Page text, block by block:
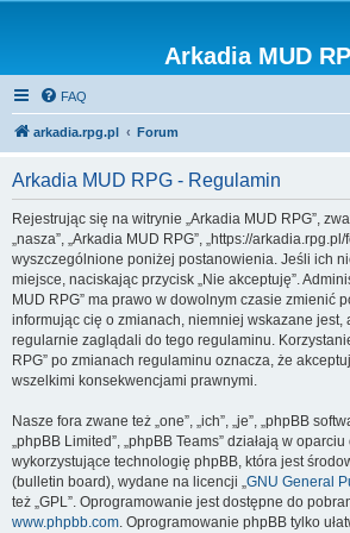
Arkadia MUD
FAQ
arkadia.rpg.pl Forum
Arkadia MUD RPG - Regulamin
Rejestrując się na witrynie „Arkadia MUD RPG”,
„nasza”, „Arkadia MUD RPG”, „https://
wyszczególnione poniżej postanowienia. Jeśli ich
miejsce, naciskając przycisk „Nie akceptuję”.
MUD RPG” ma prawo w dowolnym czasie zmienić
informując cię o zmianach, niemniej wskazane jest,
regularnie zaglądali do tego regulaminu.
RPG” po zmianach regulaminu oznacza, że
wszelkimi konsekwencjami prawnymi.
Nasze fora zwane też „one”, „ich”, „je”, „phpBB
„phpBB Limited”, „phpBB Teams” działają w
wykorzystujące technologię phpBB, która jest
(bulletin board), wydane na licencji „GNU General
też „GPL”. Oprogramowanie jest dostępne do
www.phpbb.com. Oprogramowanie phpBB tylko